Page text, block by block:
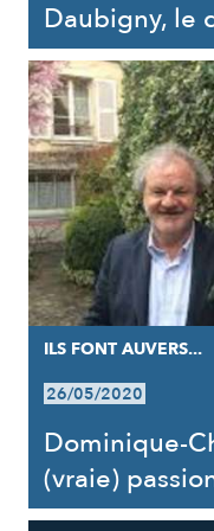
Daubigny, le
ILS FONT AUVERS...
26/05/2020
Dominique-
(vraie)